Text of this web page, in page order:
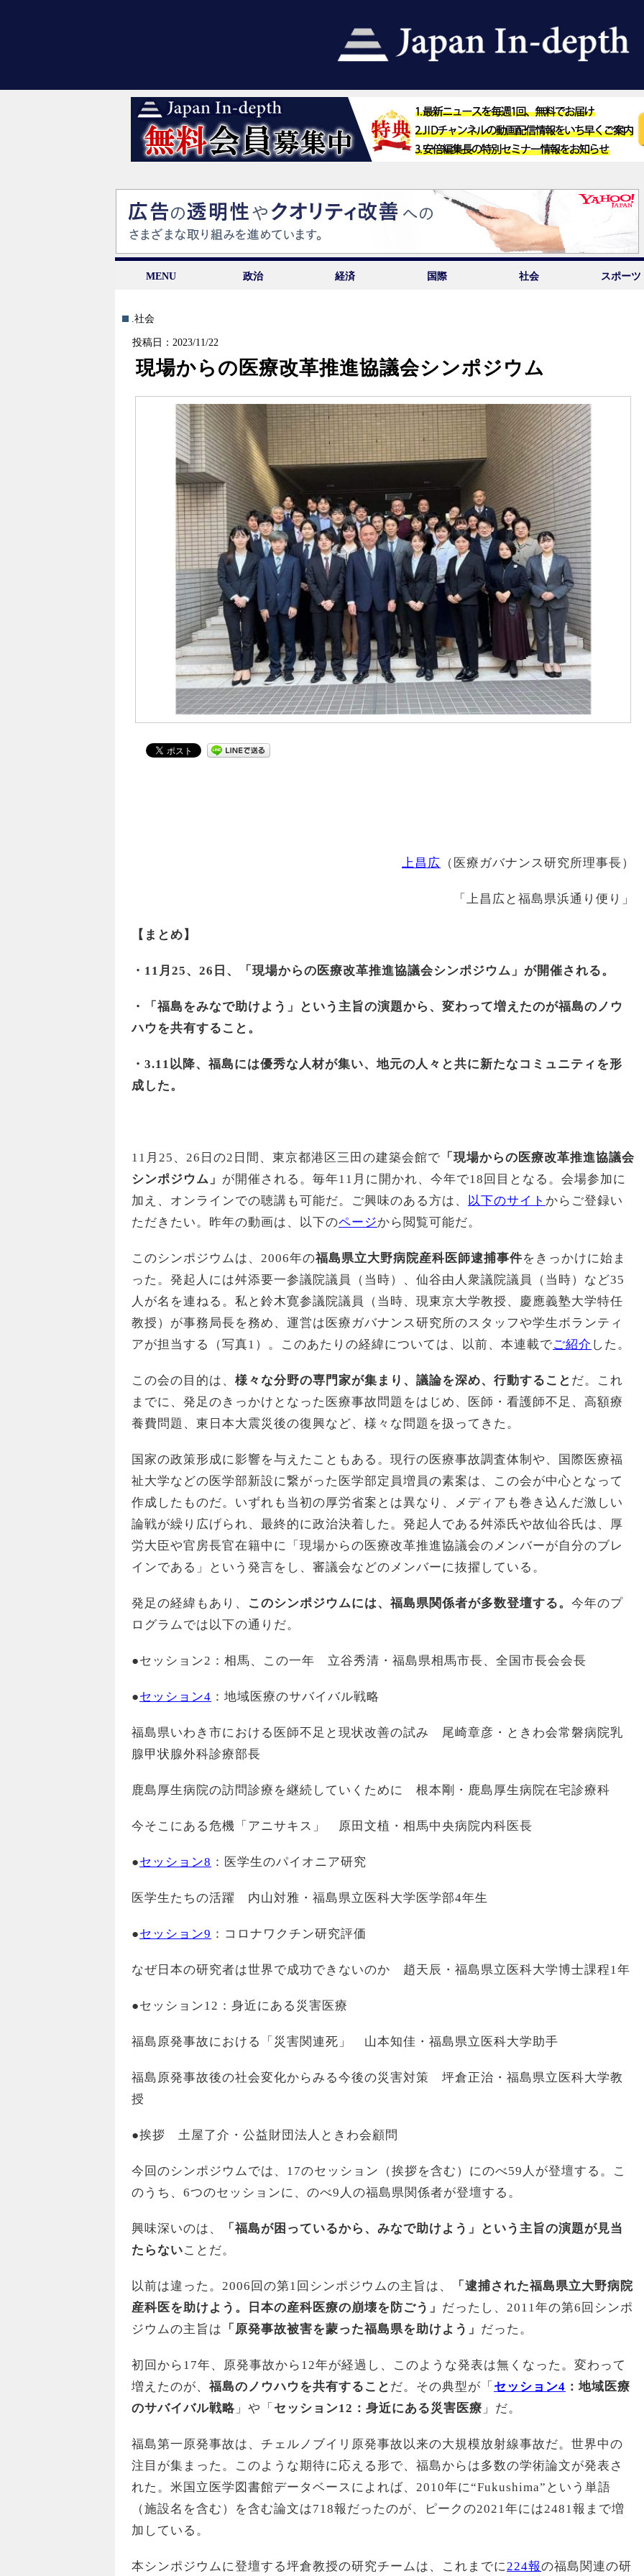
MENU 政治 経済 国際 社会 スポーツ
.社会
投稿日：2023/11/22
現場からの医療改革推進協議会シンポジウム
上昌広 （医療ガバナンス研究所理事長）
「上昌広と福島県浜通り便り」
【まとめ】
・11月25、26日、「現場からの医療改革推進協議会シンポジウム」が開催される。
・「福島をみなで助けよう」という主旨の演題から、変わって増えたのが福島のノウ
ハウを共有すること。
・3.11以降、福島には優秀な人材が集い、地元の人々と共に新たなコミュニティを形
成した。
11月25、26日の2日間、東京都港区三田の建築会館で 「現場からの医療改革推進協議会
シンポジウム」 が開催される。毎年11月に開かれ、今年で18回目となる。会場参加に
加え、オンラインでの聴講も可能だ。ご興味のある方は、 以下のサイト からご登録い
ただきたい。昨年の動画は、以下のページから閲覧可能だ。
このシンポジウムは、2006年の福島県立大野病院産科医師逮捕事件をきっかけに始ま
った。発起人には舛添要一参議院議員（当時）、仙谷由人衆議院議員（当時）など35
人が名を連ねる。私と鈴木寛参議院議員（当時、現東京大学教授、慶應義塾大学特任
教授）が事務局長を務め、運営は医療ガバナンス研究所のスタッフや学生ボランティ
アが担当する（写真1）。このあたりの経緯については、以前、本連載でご紹介 した。
この会の目的は、 様々な分野の専門家が集まり、議論を深め、行動すること だ。これ
までに、発足のきっかけとなった医療事故問題をはじめ、医師・看護師不足、高額療
養費問題、東日本大震災後の復興など、様々な問題を扱ってきた。
国家の政策形成に影響を与えたこともある。現行の医療事故調査体制や、国際医療福
祉大学などの医学部新設に繋がった医学部定員増員の素案は、この会が中心となって
作成したものだ。いずれも当初の厚労省案とは異なり、メディアも巻き込んだ激しい
論戦が繰り広げられ、最終的に政治決着した。発起人である舛添氏や故仙谷氏は、厚
労大臣や官房長官在籍中に「現場からの医療改革推進協議会のメンバーが自分のブレ
インである」という発言をし、審議会などのメンバーに抜擢している。
発足の経緯もあり、 このシンポジウムには、福島県関係者が多数登壇する。 今年のプ
ログラムでは以下の通りだ。
●セッション2：相馬、この一年 立谷秀清・福島県相馬市長、全国市長会会長
●セッション4 ：地域医療のサバイバル戦略
福島県いわき市における医師不足と現状改善の試み 尾崎章彦・ときわ会常磐病院乳
腺甲状腺外科診療部長
鹿島厚生病院の訪問診療を継続していくために 根本剛・鹿島厚生病院在宅診療科
今そこにある危機「アニサキス」 原田文植・相馬中央病院内科医長
●セッション8 ：医学生のパイオニア研究
医学生たちの活躍 内山対雅・福島県立医科大学医学部4年生
●セッション9 ：コロナワクチン研究評価
なぜ日本の研究者は世界で成功できないのか 趙天辰・福島県立医科大学博士課程1年
●セッション12：身近にある災害医療
福島原発事故における「災害関連死」 山本知佳・福島県立医科大学助手
福島原発事故後の社会変化からみる今後の災害対策 坪倉正治・福島県立医科大学教
授
●挨拶 土屋了介・公益財団法人ときわ会顧問
今回のシンポジウムでは、17のセッション（挨拶を含む）にのべ59人が登壇する。こ
のうち、6つのセッションに、のべ9人の福島県関係者が登壇する。
興味深いのは、
「福島が困っているから、みなで助けよう」という主旨の演題が見当
たらないことだ。
以前は違った。2006回の第1回シンポジウムの主旨は、
「逮捕された福島県立大野病院
産科医を助けよう。日本の産科医療の崩壊を防ごう」 だったし、2011年の第6回シンポ
ジウムの主旨は
「原発事故被害を蒙った福島県を助けよう」 だった。
初回から17年、原発事故から12年が経過し、このような発表は無くなった。変わって
増えたのが、 福島のノウハウを共有すること だ。その典型が「 セッション4 ：地域医療
のサバイバル戦略 」や「 セッション12：身近にある災害医療 」だ。
福島第一原発事故は、チェルノブイリ原発事故以来の大規模放射線事故だ。世界中の
注目が集まった。このような期待に応える形で、福島からは多数の学術論文が発表さ
れた。米国立医学図書館データベースによれば、2010年に“Fukushima”という単語
（施設名を含む）を含む論文は718報だったのが、ピークの2021年には2481報まで増
加している。
本シンポジウムに登壇する坪倉教授の研究チームは、これまでに224報の福島関連の研